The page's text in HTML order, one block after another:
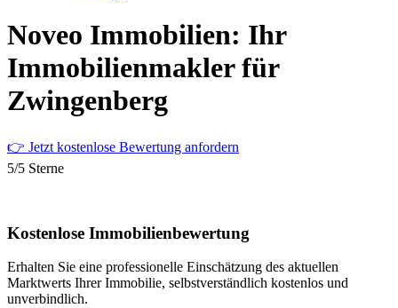
Noveo Immobilien: Ihr
Immobilienmakler für
Zwingenberg
👉 Jetzt kostenlose Bewertung anfordern
5/5 Sterne
Kostenlose Immobilienbewertung
Erhalten Sie eine professionelle Einschätzung des aktuellen
Marktwerts Ihrer Immobilie, selbstverständlich kostenlos und
unverbindlich.